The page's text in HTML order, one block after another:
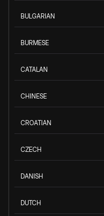
BULGARIAN
BURMESE
CATALAN
CHINESE
CROATIAN
CZECH
DANISH
DUTCH